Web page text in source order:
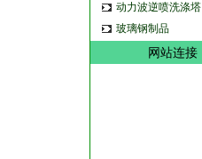
动力波逆喷洗涤塔
玻璃钢制品
网站连接